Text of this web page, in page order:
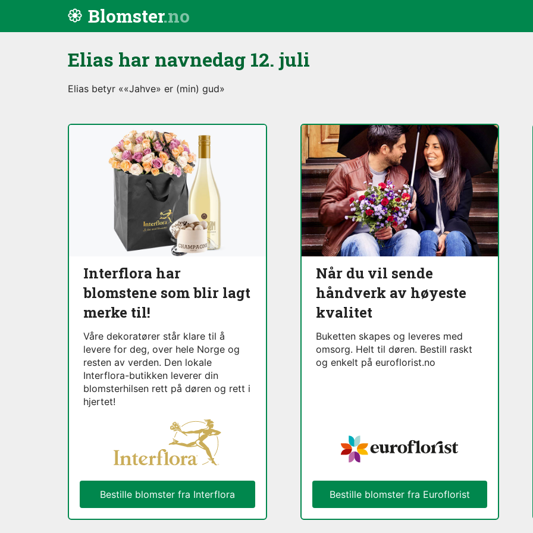
Blomster
Elias har navnedag 12. juli
Elias betyr ««Jahve» er (min) gud»
Interflora har
blomstene som blir lagt
merke til!
Våre dekoratører står klare til å
levere for deg, over hele Norge og
resten av verden. Den lokale
Interflora-butikken leverer din
blomsterhilsen rett på døren og rett i
hjertet!
Bestille blomster fra Interflora
Når du vil sende
håndverk av høyeste
kvalitet
Buketten skapes og leveres med
omsorg. Helt til døren. Bestill raskt
og enkelt på euroflorist.no
Bestille blomster fra Euroflorist